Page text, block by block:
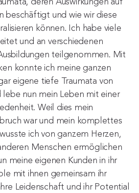
deren Auswirkungen auf
beschäftigt und wie wir diese
können. Ich habe viele
und an verschiedenen
teilgenommen. Mit
konnte ich meine ganzen
eigene tiefe Traumata von
nun mein Leben mit einer
Weil dies mein
war und mein komplettes
ich von ganzem Herzen,
Menschen ermöglichen
meine eigenen Kunden in ihr
mit ihnen gemeinsam ihr
Leidenschaft und ihr Potential